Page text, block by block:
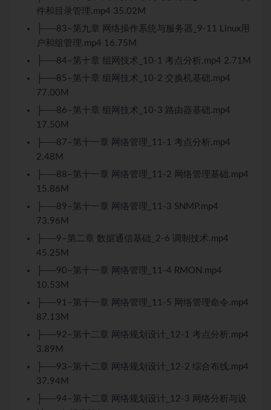
件和目录管理.mp4 35.02M
├──83–第九章 网络操作系统与服务器_9-11 Linux用
户和组管理.mp4 16.75M
├──84–第十章 组网技术_10-1 考点分析.mp4 2.71M
├──85–第十章 组网技术_10-2 交换机基础.mp4
77.00M
├──86–第十章 组网技术_10-3 路由器基础.mp4
17.50M
├──87–第十一章 网络管理_11-1 考点分析.mp4
2.48M
├──88–第十一章 网络管理_11-2 网络管理基础.mp4
15.86M
├──89–第十一章 网络管理_11-3 SNMP.mp4
73.96M
├──9–第二章 数据通信基础_2-6 调制技术.mp4
45.25M
├──90–第十一章 网络管理_11-4 RMON.mp4
10.53M
├──91–第十一章 网络管理_11-5 网络管理命令.mp4
87.13M
├──92–第十二章 网络规划设计_12-1 考点分析.mp4
3.89M
├──93–第十二章 网络规划设计_12-2 综合布线.mp4
37.94M
├──94–第十二章 网络规划设计_12-3 网络分析与设